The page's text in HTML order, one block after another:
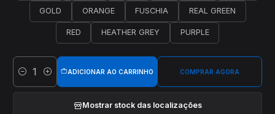
GOLD ORANGE FUSCHIA REAL GREEN
RED HEATHER GREY PURPLE
Quantidade
ADICIONAR AO CARRINHO COMPRAR AGORA
Mostrar stock das localizações